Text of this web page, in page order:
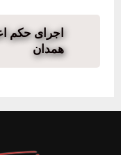
اجرای حکم
همدان